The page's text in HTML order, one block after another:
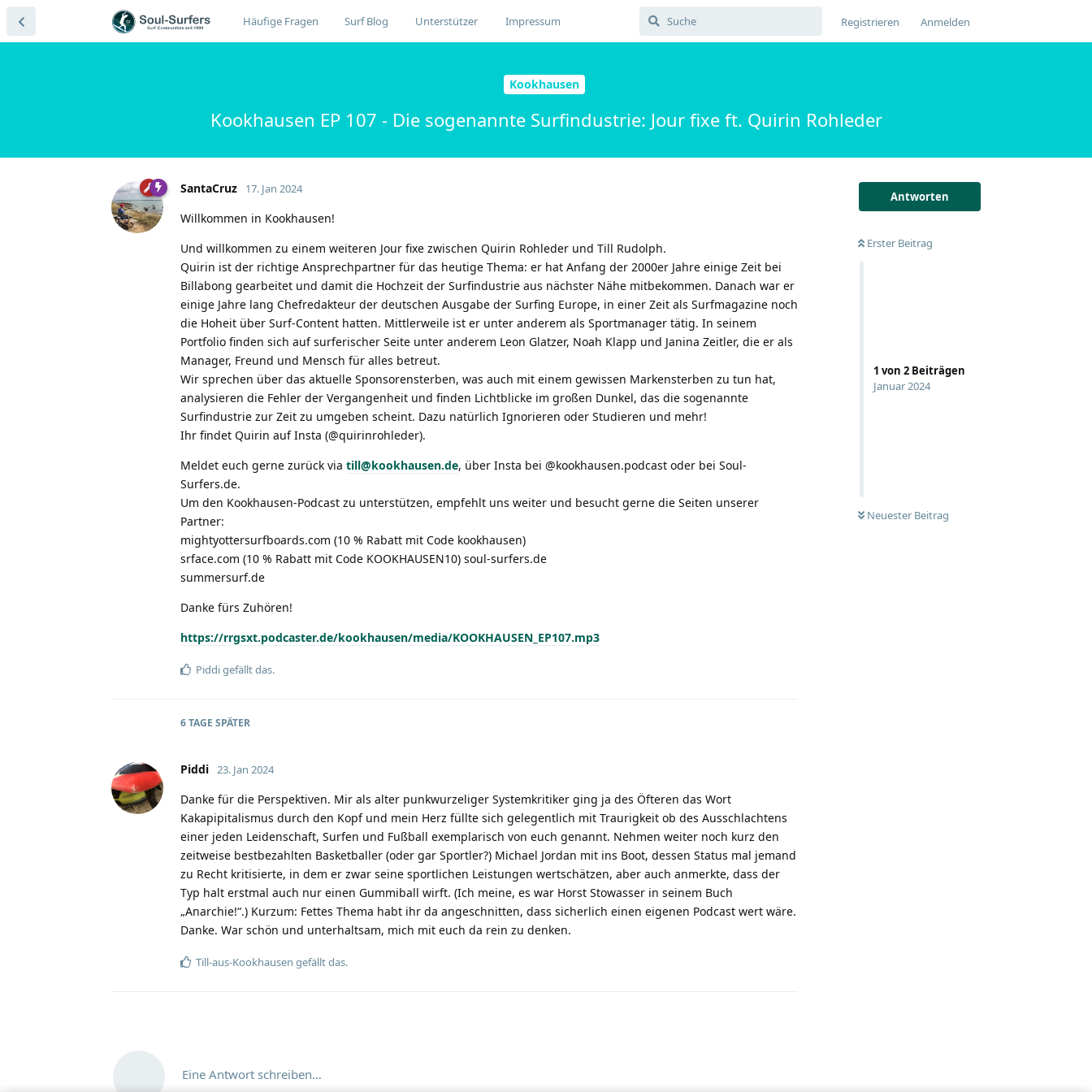
Häufige Fragen Surf Blog Unterstützer Impressum Registrieren Anmelden
Kookhausen
Kookhausen EP 107 - Die sogenannte Surfindustrie: Jour fixe ft. Quirin Rohleder
Antworten
Erster Beitrag
1 von 2 Beiträgen
Januar 2024
Neuester Beitrag
SantaCruz 17. Jan 2024
Willkommen in Kookhausen!
Und willkommen zu einem weiteren Jour fixe zwischen Quirin Rohleder und Till Rudolph.
Quirin ist der richtige Ansprechpartner für das heutige Thema: er hat Anfang der 2000er Jahre einige Zeit bei
Billabong gearbeitet und damit die Hochzeit der Surfindustrie aus nächster Nähe mitbekommen. Danach war er
einige Jahre lang Chefredakteur der deutschen Ausgabe der Surfing Europe, in einer Zeit als Surfmagazine noch
die Hoheit über Surf-Content hatten. Mittlerweile ist er unter anderem als Sportmanager tätig. In seinem
Portfolio finden sich auf surferischer Seite unter anderem Leon Glatzer, Noah Klapp und Janina Zeitler, die er als
Manager, Freund und Mensch für alles betreut.
Wir sprechen über das aktuelle Sponsorensterben, was auch mit einem gewissen Markensterben zu tun hat,
analysieren die Fehler der Vergangenheit und finden Lichtblicke im großen Dunkel, das die sogenannte
Surfindustrie zur Zeit zu umgeben scheint. Dazu natürlich Ignorieren oder Studieren und mehr!
Ihr findet Quirin auf Insta (@quirinrohleder).
Meldet euch gerne zurück via till@kookhausen.de, über Insta bei @kookhausen.podcast oder bei Soul-
Surfers.de.
Um den Kookhausen-Podcast zu unterstützen, empfehlt uns weiter und besucht gerne die Seiten unserer
Partner:
mightyottersurfboards.com (10 % Rabatt mit Code kookhausen)
srface.com (10 % Rabatt mit Code KOOKHAUSEN10) soul-surfers.de
summersurf.de
Danke fürs Zuhören!
https://rrgsxt.podcaster.de/kookhausen/media/KOOKHAUSEN_EP107.mp3
Piddigefällt das.
6 TAGE SPÄTER
Piddi 23. Jan 2024
Danke für die Perspektiven. Mir als alter punkwurzeliger Systemkritiker ging ja des Öfteren das Wort
Kakapipitalismus durch den Kopf und mein Herz füllte sich gelegentlich mit Traurigkeit ob des Ausschlachtens
einer jeden Leidenschaft, Surfen und Fußball exemplarisch von euch genannt. Nehmen weiter noch kurz den
zeitweise bestbezahlten Basketballer (oder gar Sportler?) Michael Jordan mit ins Boot, dessen Status mal jemand
zu Recht kritisierte, in dem er zwar seine sportlichen Leistungen wertschätzen, aber auch anmerkte, dass der
Typ halt erstmal auch nur einen Gummiball wirft. (Ich meine, es war Horst Stowasser in seinem Buch
„Anarchie!“.) Kurzum: Fettes Thema habt ihr da angeschnitten, dass sicherlich einen eigenen Podcast wert wäre.
Danke. War schön und unterhaltsam, mich mit euch da rein zu denken.
Till-aus-Kookhausen gefällt das.
Eine Antwort schreiben…